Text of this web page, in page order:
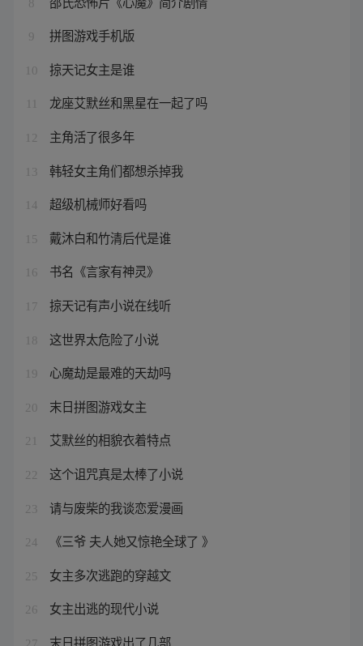
9 拼图游戏手机版
10 掠天记女主是谁
龙座艾默丝和黑星在一起了吗
12 主角活了很多年
13 韩轻女主角们都想杀掉我
14 超级机械师好看吗
15 戴沐白和竹清后代是谁
16 书名《言家有神灵》
17 掠天记有声小说在线听
18 这世界太危险了小说
19 心魔劫是最难的天劫吗
20 末日拼图游戏女主
21 艾默丝的相貌衣着特点
22 这个诅咒真是太棒了小说
23 请与废柴的我谈恋爱漫画
24 《三爷 夫人她又惊艳全球了 》
25 女主多次逃跑的穿越文
26 女主出逃的现代小说
27 末日拼图游戏出了几部